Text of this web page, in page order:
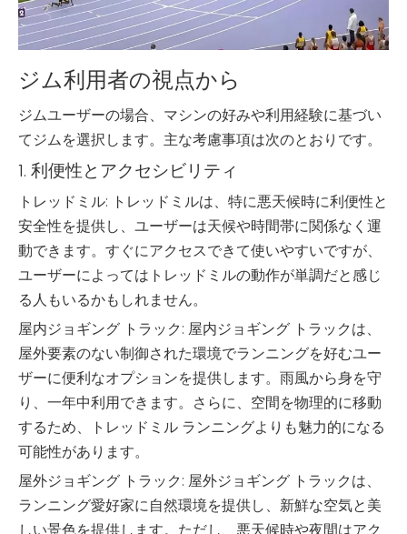
ジム利用者の視点から
ジムユーザーの場合、マシンの好みや利用経験に基づい
てジムを選択します。主な考慮事項は次のとおりです。
1. 利便性とアクセシビリティ
トレッドミル: トレッドミルは、特に悪天候時に利便性と
安全性を提供し、ユーザーは天候や時間帯に関係なく運
動できます。すぐにアクセスできて使いやすいですが、
ユーザーによってはトレッドミルの動作が単調だと感じ
る人もいるかもしれません。
屋内ジョギング トラック: 屋内ジョギング トラックは、
屋外要素のない制御された環境でランニングを好むユー
ザーに便利なオプションを提供します。雨風から身を守
り、一年中利用できます。さらに、空間を物理的に移動
するため、トレッドミル ランニングよりも魅力的になる
可能性があります。
屋外ジョギング トラック: 屋外ジョギング トラックは、
ランニング愛好家に自然環境を提供し、新鮮な空気と美